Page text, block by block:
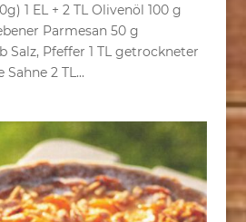
1 EL + 2 TL Olivenöl 100 g
Parmesan 50 g
Salz, Pfeffer 1 TL getrockneter
2 TL...